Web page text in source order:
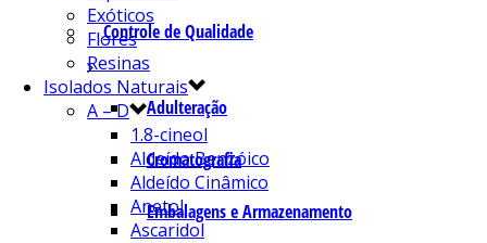
Controle de Qualidade
Adulteração
Cromatografia
Embalagens e Armazenamento
Exóticos
Flores
Resinas
Isolados Naturais
A – D
1.8-cineol
Aldeído Benzóico
Aldeído Cinâmico
Anetol
Ascaridol